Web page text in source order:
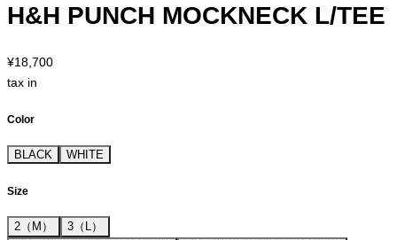
H&H PUNCH MOCKNECK L/TEE
¥18,700
tax in
Color
BLACK WHITE
Size
2（M）
3（L）